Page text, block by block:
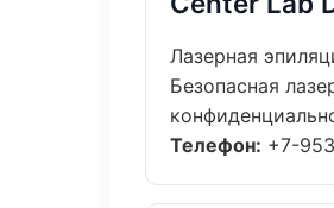
Лазерная
Безопасная
Телефон: +7-